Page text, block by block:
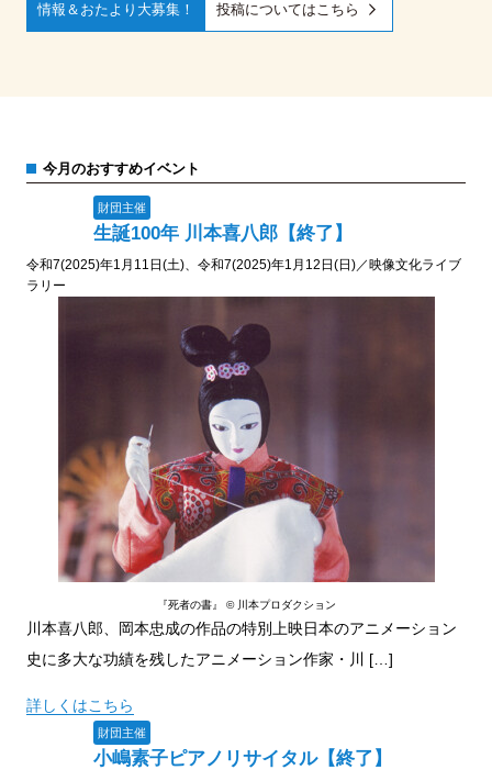
投稿についてはこちら
今月のおすすめイベント
財団主催
生誕100年 川本喜八郎【終了】
令和7(2025)年1月11日(土)、令和7(2025)年1月12日(日)／映像文化ライブ
ラリー
『死者の書』 © 川本プロダクション
川本喜八郎、岡本忠成の作品の特別上映日本のアニメーション
史に多大な功績を残したアニメーション作家・川 […]
詳しくはこちら
財団主催
小嶋素子ピアノリサイタル【終了】